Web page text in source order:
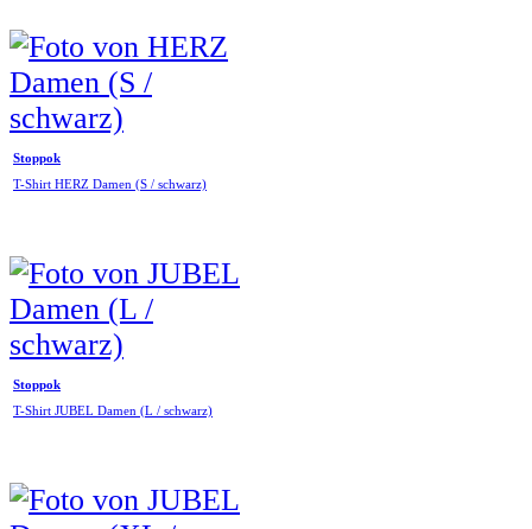
Stoppok
T-Shirt HERZ Damen (S / schwarz)
Stoppok
T-Shirt JUBEL Damen (L / schwarz)